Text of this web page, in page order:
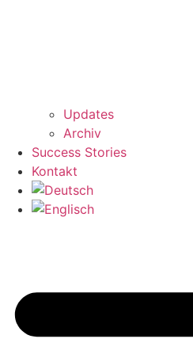
Updates
Archiv
Success Stories
Kontakt